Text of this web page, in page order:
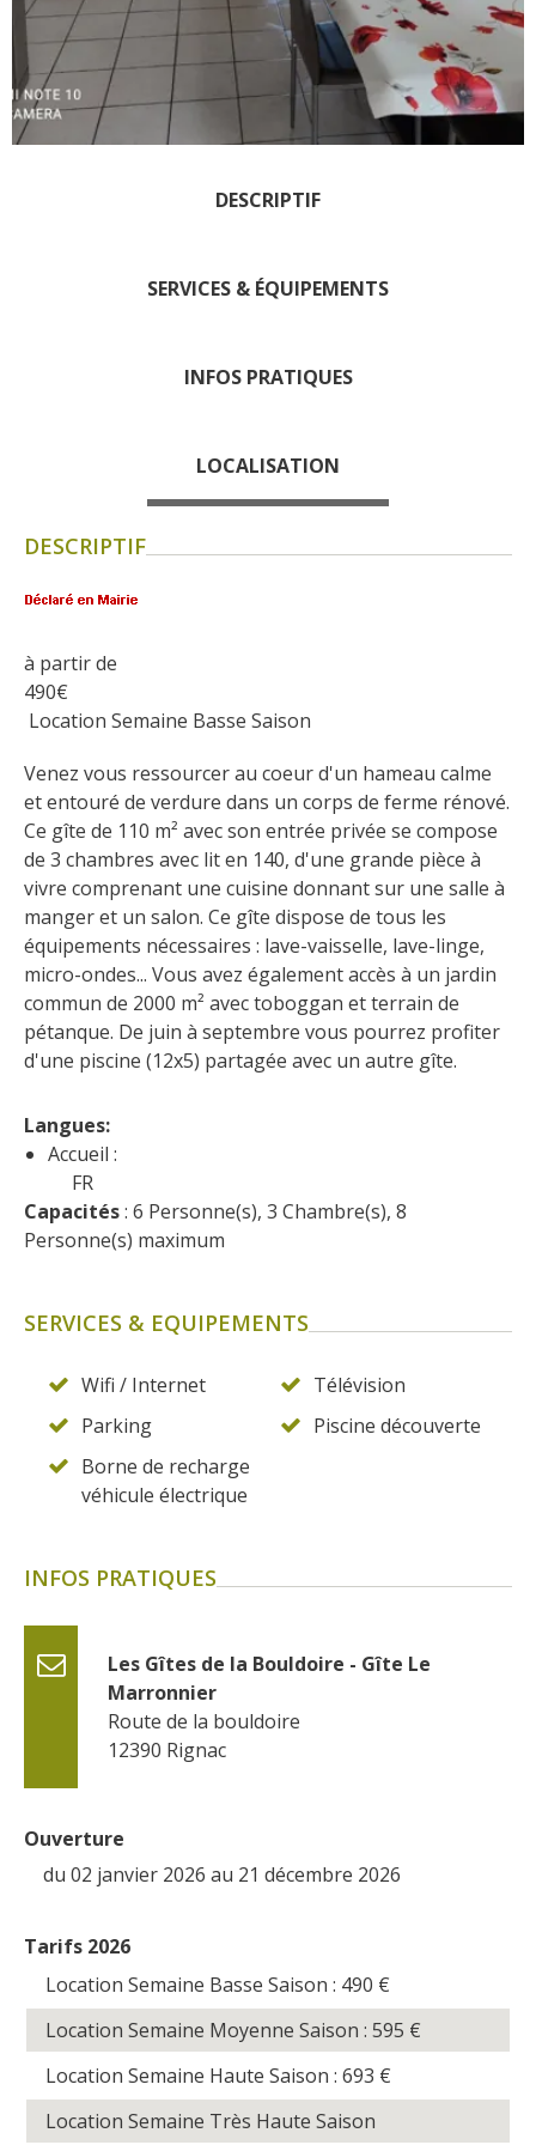
Les visites accompagnées
L'espace Georges Rouquier
à Goutrens
Nos Campagnes Autrefois à
Goutrens
La gastronomie
Recettes et produits locaux
Flâner à moins de
cent kilomètres
France
Les villages de caractère
Rouergue
Les Villes et Pays d'art et
d'histoire
De la vallée du Lot au pays
Decazeville-Aubin
Patrimoine mondial de
l'UNESCO
DESCRIPTIF
SERVICES & ÉQUIPEMENTS
INFOS PRATIQUES
LOCALISATION
DESCRIPTIF
à partir de
490€
Location Semaine Basse Saison
Venez vous ressourcer au coeur d'un hameau calme
et entouré de verdure dans un corps de ferme rénové.
Ce gîte de 110 m² avec son entrée privée se compose
de 3 chambres avec lit en 140, d'une grande pièce à
vivre comprenant une cuisine donnant sur une salle à
manger et un salon. Ce gîte dispose de tous les
équipements nécessaires : lave-vaisselle, lave-linge,
micro-ondes... Vous avez également accès à un jardin
commun de 2000 m² avec toboggan et terrain de
pétanque. De juin à septembre vous pourrez profiter
d'une piscine (12x5) partagée avec un autre gîte.
Langues:
Accueil :
FR
Capacités : 6 Personne(s), 3 Chambre(s), 8
Personne(s) maximum
SERVICES & EQUIPEMENTS
Wifi / Internet
Télévision
Parking
Piscine découverte
Borne de recharge
véhicule électrique
INFOS PRATIQUES
Les Gîtes de la Bouldoire - Gîte Le
Marronnier
Route de la bouldoire
12390 Rignac
Ouverture
du 02 janvier 2026 au 21 décembre 2026
Tarifs 2026
Location Semaine Basse Saison : 490 €
Location Semaine Moyenne Saison : 595 €
Location Semaine Haute Saison : 693 €
Location Semaine Très Haute Saison